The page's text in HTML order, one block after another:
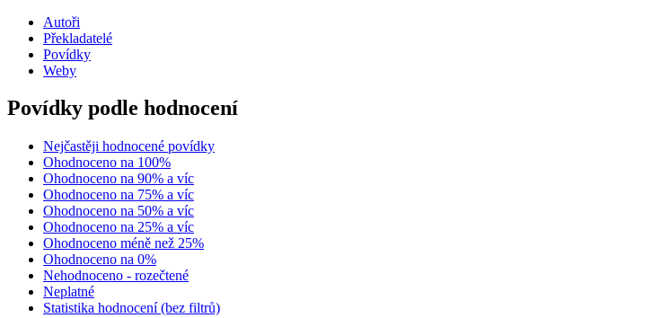
Autoři
Překladatelé
Povídky
Weby
Povídky podle hodnocení
Nejčastěji hodnocené povídky
Ohodnoceno na 100%
Ohodnoceno na 90% a víc
Ohodnoceno na 75% a víc
Ohodnoceno na 50% a víc
Ohodnoceno na 25% a víc
Ohodnoceno méně než 25%
Ohodnoceno na 0%
Nehodnoceno - rozečtené
Neplatné
Statistika hodnocení (bez filtrů)